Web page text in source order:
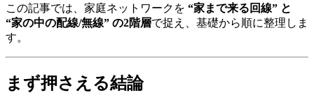
この記事では、家庭ネットワークを “家まで来る回線” と
“家の中の配線/無線” の2階層で捉え、基礎から順に整理しま
す。
まず押さえる結論